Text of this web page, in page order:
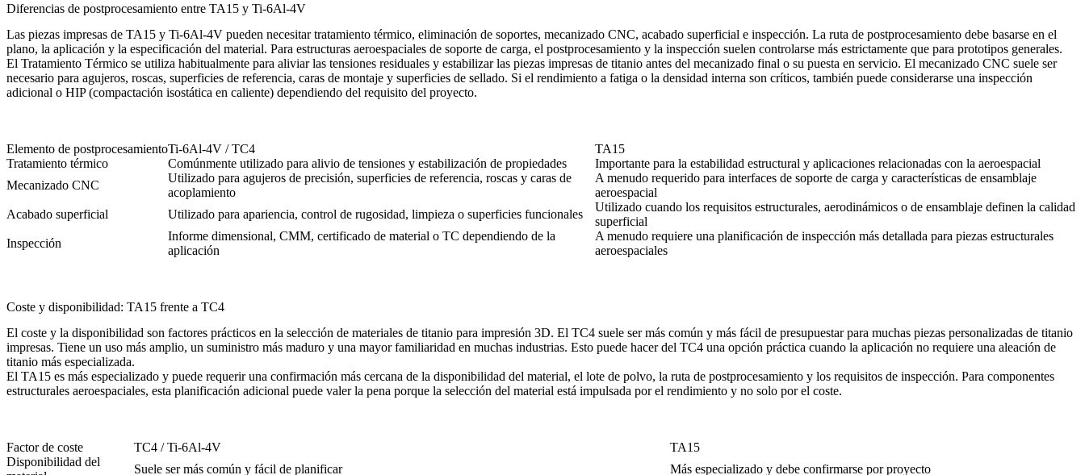
Diferencias de postprocesamiento entre TA15 y Ti-6Al-4V
Las piezas impresas de TA15 y Ti-6Al-4V pueden necesitar tratamiento térmico, eliminación de soportes, mecanizado CNC, acabado superficial e inspección. La ruta de postprocesamiento debe basarse en el
plano, la aplicación y la especificación del material. Para estructuras aeroespaciales de soporte de carga, el postprocesamiento y la inspección suelen controlarse más estrictamente que para prototipos generales.
El Tratamiento Térmico se utiliza habitualmente para aliviar las tensiones residuales y estabilizar las piezas impresas de titanio antes del mecanizado final o su puesta en servicio. El mecanizado CNC suele ser
necesario para agujeros, roscas, superficies de referencia, caras de montaje y superficies de sellado. Si el rendimiento a fatiga o la densidad interna son críticos, también puede considerarse una inspección
adicional o HIP (compactación isostática en caliente) dependiendo del requisito del proyecto.
Elemento de postprocesamientoTi-6Al-4V / TC4
TA15
Tratamiento térmico
Comúnmente utilizado para alivio de tensiones y estabilización de propiedades
Importante para la estabilidad estructural y aplicaciones relacionadas con la aeroespacial
Mecanizado CNC
Utilizado para agujeros de precisión, superficies de referencia, roscas y caras de
acoplamiento
A menudo requerido para interfaces de soporte de carga y características de ensamblaje
aeroespacial
Acabado superficial
Utilizado para apariencia, control de rugosidad, limpieza o superficies funcionales
Utilizado cuando los requisitos estructurales, aerodinámicos o de ensamblaje definen la calidad
superficial
Inspección
Informe dimensional, CMM, certificado de material o TC dependiendo de la
aplicación
A menudo requiere una planificación de inspección más detallada para piezas estructurales
aeroespaciales
Coste y disponibilidad: TA15 frente a TC4
El coste y la disponibilidad son factores prácticos en la selección de materiales de titanio para impresión 3D. El TC4 suele ser más común y más fácil de presupuestar para muchas piezas personalizadas de titanio
impresas. Tiene un uso más amplio, un suministro más maduro y una mayor familiaridad en muchas industrias. Esto puede hacer del TC4 una opción práctica cuando la aplicación no requiere una aleación de
titanio más especializada.
El TA15 es más especializado y puede requerir una confirmación más cercana de la disponibilidad del material, el lote de polvo, la ruta de postprocesamiento y los requisitos de inspección. Para componentes
estructurales aeroespaciales, esta planificación adicional puede valer la pena porque la selección del material está impulsada por el rendimiento y no solo por el coste.
Factor de coste TC4 / Ti-6Al-4V
TA15
Disponibilidad del
Suele ser más común y fácil de planificar Más especializado y debe confirmarse por proyecto